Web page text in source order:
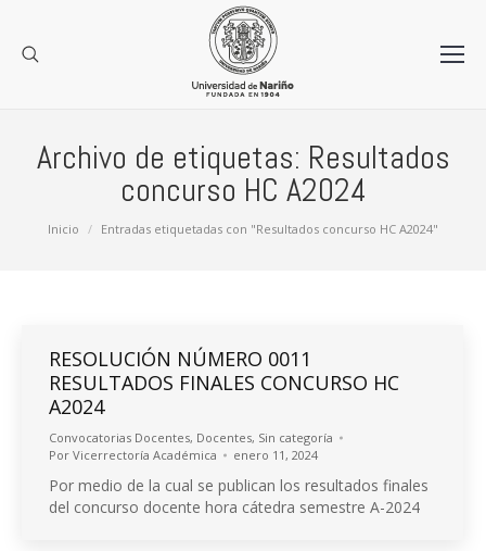
Archivo de etiquetas: Resultados
concurso HC A2024
Estás aquí:
Inicio Entradas etiquetadas con "Resultados concurso HC A2024"
RESOLUCIÓN NÚMERO 0011
RESULTADOS FINALES CONCURSO HC
A2024
Convocatorias Docentes, Docentes, Sin categoría
Por Vicerrectoría Académica enero 11, 2024
Por medio de la cual se publican los resultados finales
del concurso docente hora cátedra semestre A-2024